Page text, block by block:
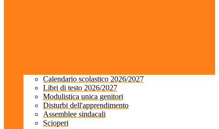
Calendario scolastico 2026/2027
Libri di testo 2026/2027
Modulistica unica genitori
Disturbi dell'apprendimento
Assemblee sindacali
Scioperi